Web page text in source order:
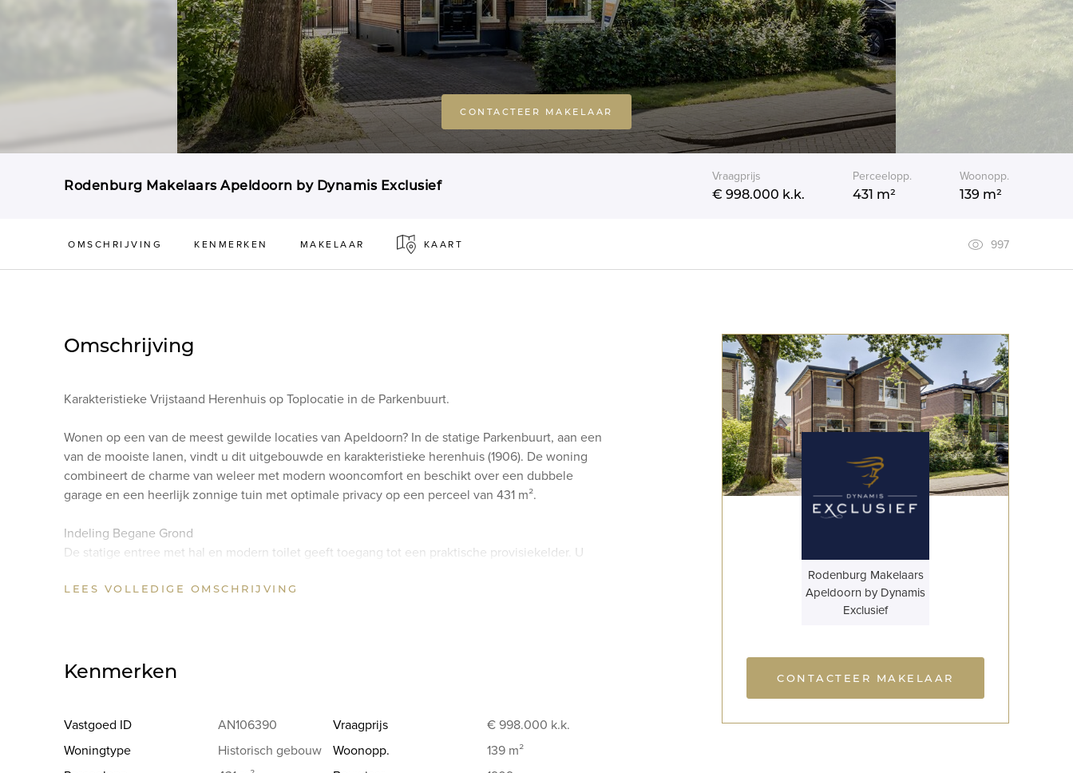
CONTACTEER MAKELAAR
Rodenburg Makelaars Apeldoorn by Dynamis Exclusief
Vraagprijs
€ 998.000 k.k.
Perceelopp.
431 m²
Woonopp.
139 m²
OMSCHRIJVING KENMERKEN MAKELAAR KAART 997
Omschrijving
Karakteristieke Vrijstaand Herenhuis op Toplocatie in de Parkenbuurt.
Wonen op een van de meest gewilde locaties van Apeldoorn? In de statige Parkenbuurt, aan een
van de mooiste lanen, vindt u dit uitgebouwde en karakteristieke herenhuis (1906). De woning
combineert de charme van weleer met modern wooncomfort en beschikt over een dubbele
garage en een heerlijk zonnige tuin met optimale privacy op een perceel van 431 m².
Indeling Begane Grond
De statige entree met hal en modern toilet geeft toegang tot een praktische provisiekelder. U
serre direct in het oog springen. De serre zorgt voor een overvloed aan daglicht en via de
Het hart van het huis is de moderne open keuken, voorzien van een eilandopstelling en alle
Eerste Verdieping
LEES VOLLEDIGE OMSCHRIJVING
Kenmerken
Vastgoed ID AN106390 Vraagprijs € 998.000 k.k.
Woningtype
Historisch gebouw Woonopp.
139 m²
Rodenburg Makelaars
Apeldoorn by Dynamis
Exclusief
CONTACTEER MAKELAAR